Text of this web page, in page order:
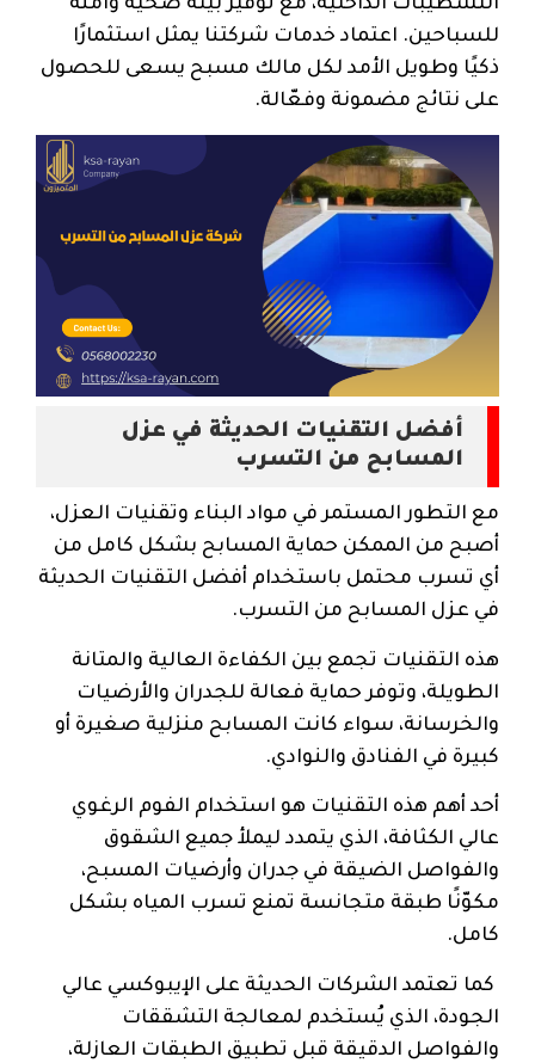
التشطيبات الداخلية، مع توفير بيئة صحية وآمنة
للسباحين. اعتماد خدمات شركتنا يمثل استثمارًا
ذكيًا وطويل الأمد لكل مالك مسبح يسعى للحصول
على نتائج مضمونة وفعّالة.
أفضل التقنيات الحديثة في عزل
المسابح من التسرب
مع التطور المستمر في مواد البناء وتقنيات العزل،
أصبح من الممكن حماية المسابح بشكل كامل من
أي تسرب محتمل باستخدام أفضل التقنيات الحديثة
في عزل المسابح من التسرب.
هذه التقنيات تجمع بين الكفاءة العالية والمتانة
الطويلة، وتوفر حماية فعالة للجدران والأرضيات
والخرسانة، سواء كانت المسابح منزلية صغيرة أو
كبيرة في الفنادق والنوادي.
أحد أهم هذه التقنيات هو استخدام الفوم الرغوي
عالي الكثافة، الذي يتمدد ليملأ جميع الشقوق
والفواصل الضيقة في جدران وأرضيات المسبح،
مكوّنًا طبقة متجانسة تمنع تسرب المياه بشكل
كامل.
كما تعتمد الشركات الحديثة على الإيبوكسي عالي
الجودة، الذي يُستخدم لمعالجة التشققات
والفواصل الدقيقة قبل تطبيق الطبقات العازلة،